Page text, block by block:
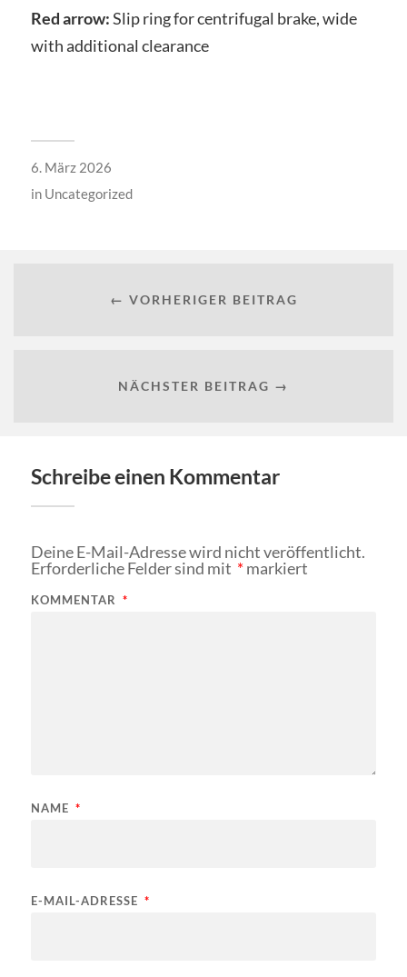
Red arrow:Slip ring for centrifugal brake, wide
with additional clearance
6. März 2026
in Uncategorized
← VORHERIGER BEITRAG
NÄCHSTER BEITRAG →
Schreibe einen Kommentar
Deine E-Mail-Adresse wird nicht veröffentlicht.
Erforderliche Felder sind mit *markiert
KOMMENTAR *
NAME *
E-MAIL-ADRESSE *